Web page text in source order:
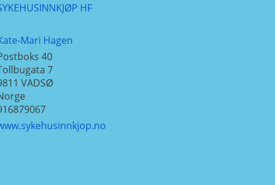
HF
Mari Hagen
40
7
VADSØ